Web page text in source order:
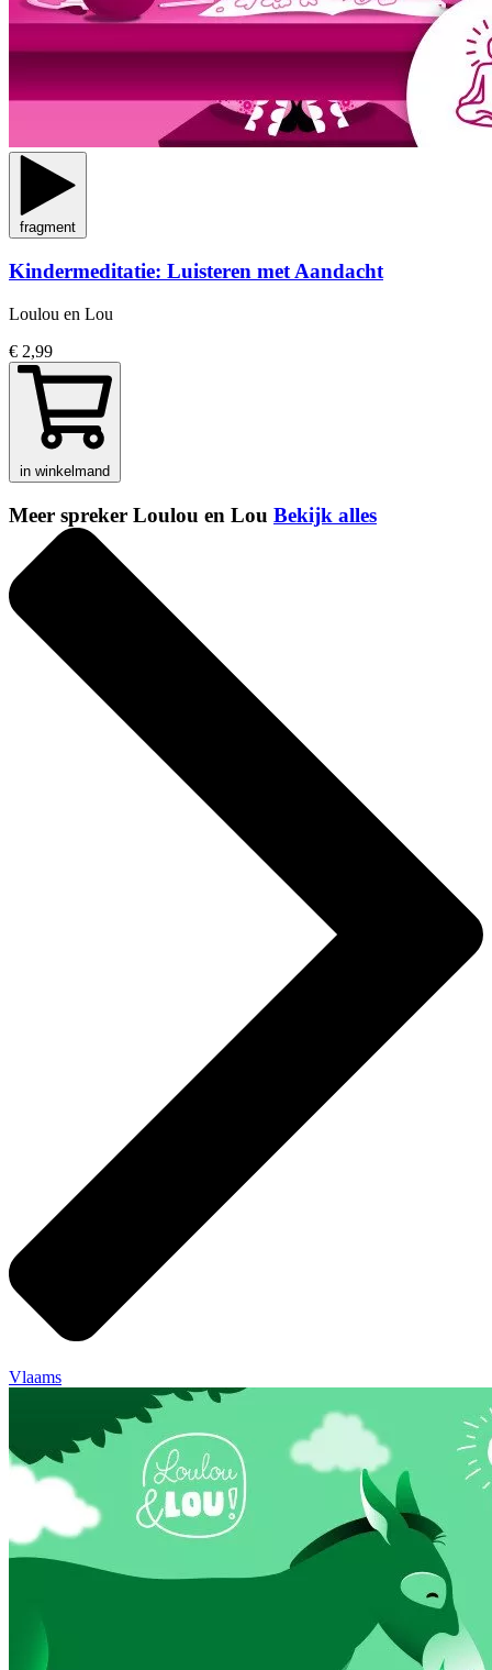
fragment
Kindermeditatie: Luisteren met Aandacht
Loulou en Lou
€ 2,99
in winkelmand
Meer spreker Loulou en Lou Bekijk alles
Vlaams